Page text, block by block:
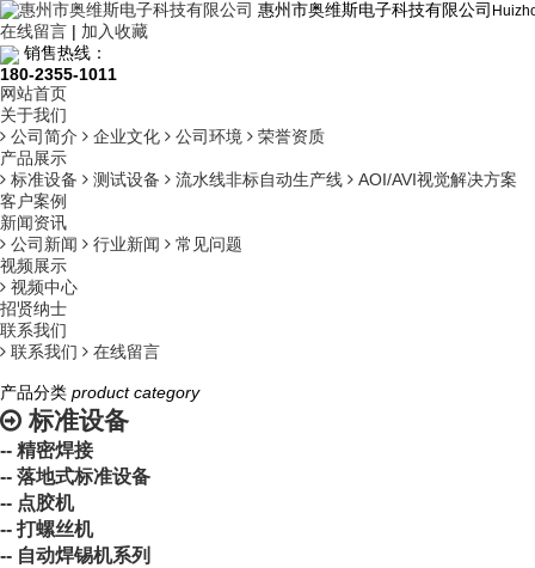
惠州市奥维斯电子科技有限公司
在线留言 | 加入收藏
销售热线：
180-2355-1011
网站首页
关于我们
公司简介
企业文化 公司环境
荣誉资质
产品展示
标准设备
测试设备 流水线非标自动生产线
AOI/AVI视觉解决方案
客户案例
新闻资讯
公司新闻
行业新闻
常见问题
视频展示
视频中心
招贤纳士
联系我们
联系我们
在线留言
产品分类 product category
标准设备
-- 精密焊接
-- 落地式标准设备
-- 点胶机
-- 打螺丝机
-- 自动焊锡机系列